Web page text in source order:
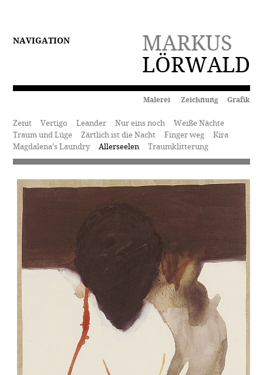
MARKUS
LÖRWALD
NAVIGATION
Malerei Zeichnung Grafik
Zenit Vertigo Leander Nur eins noch
Weiße Nächte
Traum und Lüge
Zärtlich ist die Nacht Finger weg
Kira
Magdalena’s Laundry
Allerseelen Traumklitterung